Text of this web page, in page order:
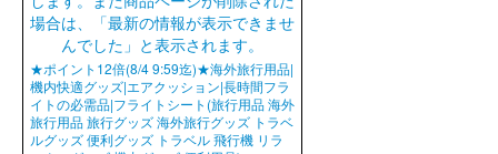
★ポイント12倍(8/4 9:59迄)★海外旅行用品|
機内快適グッズ|エアクッション|長時間フラ
イトの必需品|フライトシート(旅行用品 海外
旅行用品 旅行グッズ 海外旅行グッズ トラベ
ルグッズ 便利グッズ トラベル 飛行機 リラ